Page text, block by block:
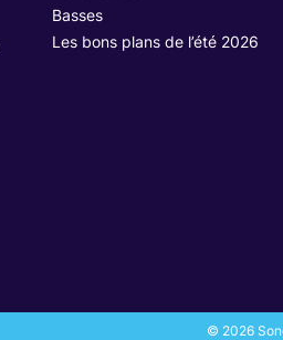
Basses
Les bons plans de l’été 2026
© 2026